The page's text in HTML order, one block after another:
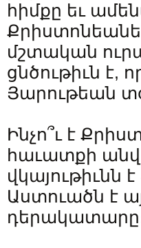
հիմքը եւ
մշտական
ցնծութիւն է,
Յարութեան
Ինչո՞ւ է
հաւատքի
վկայութիւնն
Աստուածն է